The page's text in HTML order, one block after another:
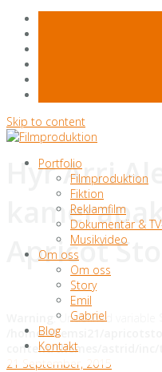
Skip to content
Portfolio
Filmproduktion
Fiktion
Reklamfilm
Dokumentär &
Musikvideo
Om oss
Om oss
Story
Emil
Gabriel
Blog
Kontakt
Hyr Arri
Apricot
: Undefined variable
/home/ahemsi21/
content/themes/astrid/
21 September, 2015